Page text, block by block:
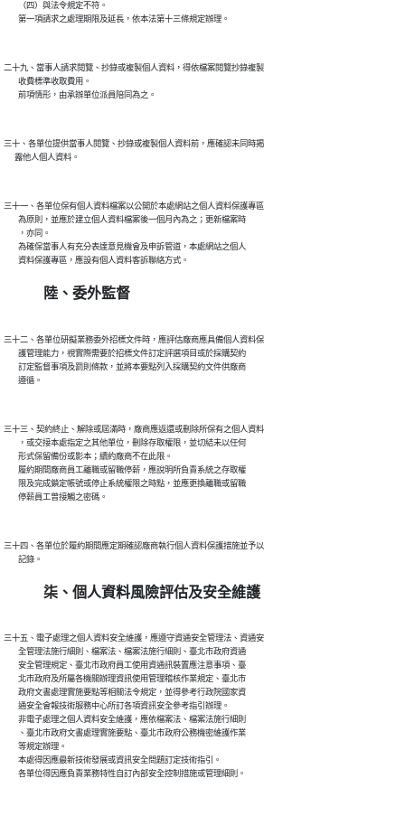
        （四）與法令規定不符。
二十九、當事人請求閱覽、抄錄或複製個人資料，得依檔案閱覽抄錄複製
        收費標準收取費用。
三十、各單位提供當事人閱覽、抄錄或複製個人資料前，應確認未同時揭
三十一、各單位保有個人資料檔案以公開於本處網站之個人資料保護專區
        為原則，並應於建立個人資料檔案後一個月內為之；更新檔案時
        ，亦同。
        為確保當事人有充分表達意見機會及申訴管道，本處網站之個人
陸、委外監督
三十二、各單位研擬業務委外招標文件時，應評估廠商應具備個人資料保
        護管理能力，視實際需要於招標文件訂定評選項目或於採購契約
        訂定監督事項及罰則條款，並將本要點列入採購契約文件供廠商
三十三、契約終止、解除或屆滿時，廠商應返還或刪除所保有之個人資料
        ，或交接本處指定之其他單位，刪除存取權限，並切結未以任何
        形式保留備份或影本；續約廠商不在此限。
        履約期間廠商員工離職或留職停薪，應說明所負責系統之存取權
        限及完成鎖定帳號或停止系統權限之時點，並應更換離職或留職
三十四、各單位於履約期間應定期確認廠商執行個人資料保護措施並予以
柒、個人資料風險評估及安全維護
三十五、電子處理之個人資料安全維護，應遵守資通安全管理法、資通安
        全管理法施行細則、檔案法、檔案法施行細則、臺北市政府資通
        安全管理規定、臺北市政府員工使用資通訊裝置應注意事項、臺
        北市政府及所屬各機關辦理資訊使用管理稽核作業規定、臺北市
        政府文書處理實施要點等相關法令規定，並得參考行政院國家資
        通安全會報技術服務中心所訂各項資訊安全參考指引辦理。
        非電子處理之個人資料安全維護，應依檔案法、檔案法施行細則
        、臺北市政府文書處理實施要點、臺北市政府公務機密維護作業
        等規定辦理。
        本處得因應最新技術發展或資訊安全問題訂定技術指引。